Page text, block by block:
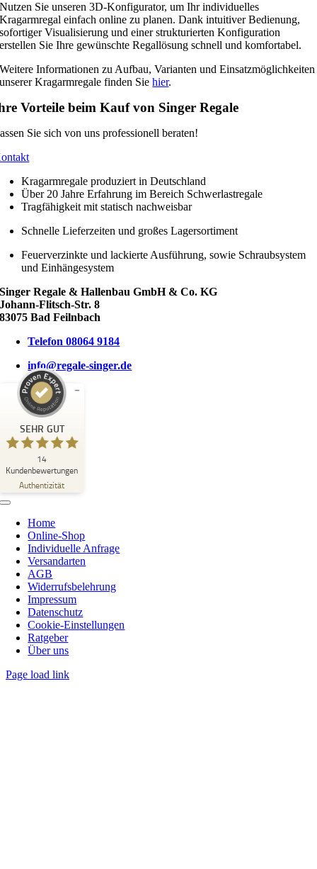
Nutzen Sie unseren 3D-Konfigurator, um Ihr individuelles
Kragarmregal einfach online zu planen. Dank intuitiver Bedienung,
sofortiger Visualisierung und einer strukturierten Konfiguration
erstellen Sie Ihre gewünschte Regallösung schnell und komfortabel.
Weitere Informationen zu Aufbau, Varianten und Einsatzmöglichkeiten
unserer Kragarmregale finden Siehier.
Vorteile beim Kauf von Singer Regale
Sie sich von uns professionell beraten!
Kragarmregale produziert in Deutschland
Über 20 Jahre Erfahrung im Bereich Schwerlastregale
Tragfähigkeit mit statisch nachweisbar
Schnelle Lieferzeiten und großes Lagersortiment
Feuerverzinkte und lackierte Ausführung, sowie Schraubsystem
und Einhängesystem
Singer Regale & Hallenbau GmbH & Co. KG
Johann-Flitsch-Str. 8
83075 Bad Feilnbach
Telefon 08064 9184
info@regale-singer.de
SEHR GUT
14
Kundenbewertungen
Authentizität
Kundenbewertungen und Erfahrungen zu
SINGER REGALE & HALLENBAU GmbH & Co. KG
SEHR GUT
5,00
/
5,00
Blick aufs ProvenExpert-Profil werfen
Toggle
NavigationHome
Online-Shop
Individuelle Anfrage
Versandarten
AGB
Widerrufsbelehrung
Impressum
Datenschutz
Cookie‑Einstellungen
Ratgeber
Über uns
Page load link